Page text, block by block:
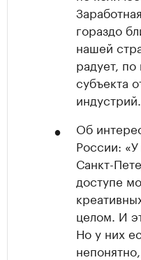
гораздо
нашей
радует,
субъекта
Об
России:
Санкт-
доступе
целом. И
Но у них